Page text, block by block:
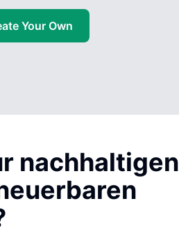
Your Own
nachhaltigen